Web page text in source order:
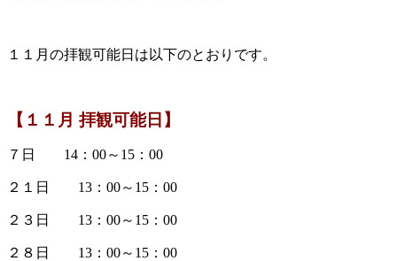
１１月の拝観可能日は以下のとおりです。
【１１月 拝観可能日】
７日 14：00～15：00
２１日 13：00～15：00
２３日 13：00～15：00
２８日 13：00～15：00